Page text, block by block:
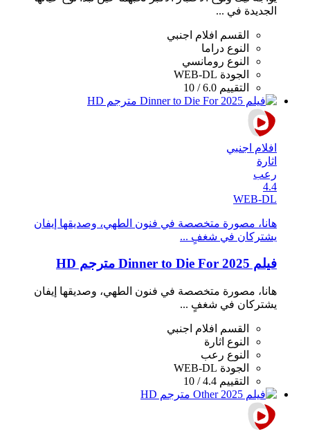
الجديدة في ...
القسم
افلام اجنبي
النوع دراما
النوع رومانسي
الجودة WEB-DL
التقييم 6.0 / 10
افلام اجنبي
اثارة
رعب
4.4
WEB-DL
هانا، مصورة متخصصة في فنون الطهي، وصديقها إيفان
يشتركان في شغفٍ ...
فيلم Dinner to Die For 2025 مترجم HD
هانا، مصورة متخصصة في فنون الطهي، وصديقها إيفان
يشتركان في شغفٍ ...
القسم
افلام اجنبي
النوع اثارة
النوع رعب
الجودة WEB-DL
التقييم 4.4 / 10